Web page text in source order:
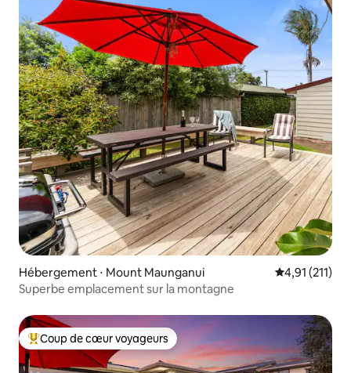
Hébergement ⋅ Mount Maunganui Évaluation
4,91 (211)
Superbe emplacement sur la montagne
Coups de cœur voyageurs les plus appréciés
Coup de cœur voyageurs